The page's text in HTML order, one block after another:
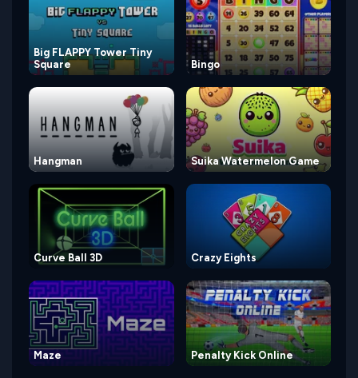
Big FLAPPY Tower Tiny
Square
Bingo
Hangman Suika Watermelon Game
Curve Ball 3D Crazy Eights
Maze Penalty Kick Online